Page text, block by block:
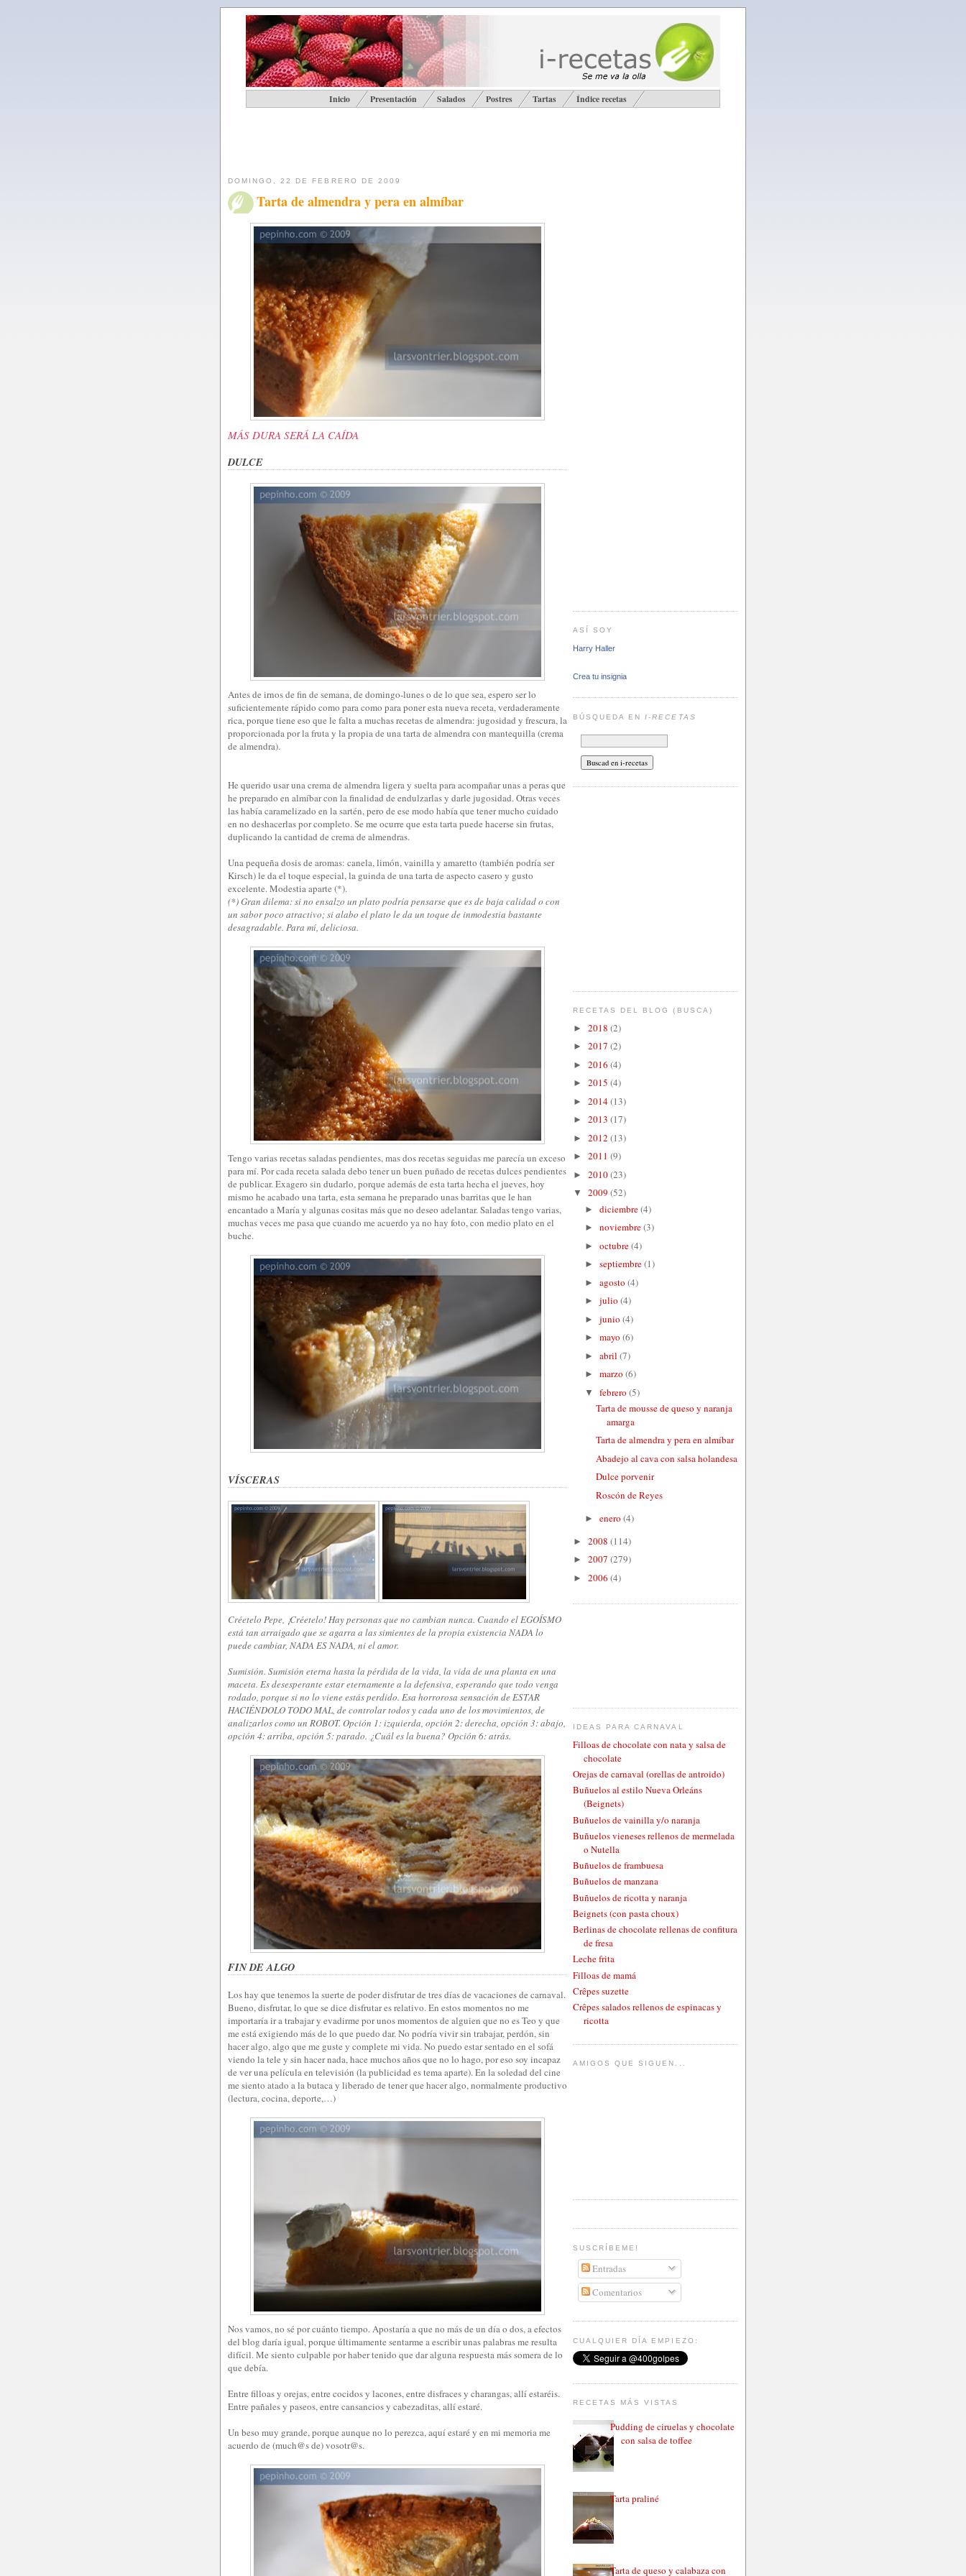
Inicio Presentación Salados Postres Tartas Índice recetas
DOMINGO, 22 DE FEBRERO DE 2009
Tarta de almendra y pera en almíbar
MÁS DURA SERÁ LA CAÍDA
DULCE
Antes de irnos de fin de semana, de domingo-lunes o de lo que sea, espero ser lo
suficientemente rápido como para como para poner esta nueva receta, verdaderamente
rica, porque tiene eso que le falta a muchas recetas de almendra: jugosidad y frescura, la
proporcionada por la fruta y la propia de una tarta de almendra con mantequilla (crema
de almendra).
He querido usar una crema de almendra ligera y suelta para acompañar unas a peras que
he preparado en almíbar con la finalidad de endulzarlas y darle jugosidad. Otras veces
las había caramelizado en la sartén, pero de ese modo había que tener mucho cuidado
en no deshacerlas por completo. Se me ocurre que esta tarta puede hacerse sin frutas,
duplicando la cantidad de crema de almendras.
Una pequeña dosis de aromas: canela, limón, vainilla y amaretto (también podría ser
Kirsch) le da el toque especial, la guinda de una tarta de aspecto casero y gusto
excelente. Modestia aparte (*).
(*) Gran dilema: si no ensalzo un plato podría pensarse que es de baja calidad o con
un sabor poco atractivo; si alabo el plato le da un toque de inmodestia bastante
desagradable. Para mí, deliciosa.
Tengo varias recetas saladas pendientes, mas dos recetas seguidas me parecía un exceso
para mí. Por cada receta salada debo tener un buen puñado de recetas dulces pendientes
de publicar. Exagero sin dudarlo, porque además de esta tarta hecha el jueves, hoy
mismo he acabado una tarta, esta semana he preparado unas barritas que le han
encantado a María y algunas cositas más que no deseo adelantar. Saladas tengo varias,
muchas veces me pasa que cuando me acuerdo ya no hay foto, con medio plato en el
buche.
VÍSCERAS
Créetelo Pepe, ¡Créetelo! Hay personas que no cambian nunca. Cuando el EGOÍSMO
está tan arraigado que se agarra a las simientes de la propia existencia NADA lo
puede cambiar, NADA ES NADA, ni el amor.
Sumisión. Sumisión eterna hasta la pérdida de la vida, la vida de una planta en una
maceta. Es desesperante estar eternamente a la defensiva, esperando que todo venga
rodado, porque si no lo viene estás perdido. Esa horrorosa sensación de ESTAR
HACIÉNDOLO TODO MAL, de controlar todos y cada uno de los movimientos, de
analizarlos como un ROBOT. Opción 1: izquierda, opción 2: derecha, opción 3: abajo,
opción 4: arriba, opción 5: parado. ¿Cuál es la buena? Opción 6: atrás.
FIN DE ALGO
Los hay que tenemos la suerte de poder disfrutar de tres días de vacaciones de carnaval.
Bueno, disfrutar, lo que se dice disfrutar es relativo. En estos momentos no me
importaría ir a trabajar y evadirme por unos momentos de alguien que no es Teo y que
me está exigiendo más de lo que puedo dar. No podría vivir sin trabajar, perdón, sin
hacer algo, algo que me guste y complete mi vida. No puedo estar sentado en el sofá
viendo la tele y sin hacer nada, hace muchos años que no lo hago, por eso soy incapaz
de ver una película en televisión (la publicidad es tema aparte). En la soledad del cine
me siento atado a la butaca y liberado de tener que hacer algo, normalmente productivo
(lectura, cocina, deporte,…)
Nos vamos, no sé por cuánto tiempo. Apostaría a que no más de un día o dos, a efectos
del blog daría igual, porque últimamente sentarme a escribir unas palabras me resulta
difícil. Me siento culpable por haber tenido que dar alguna respuesta más somera de lo
que debía.
Entre filloas y orejas, entre cocidos y lacones, entre disfraces y charangas, allí estaréis.
Entre pañales y paseos, entre cansancios y cabezaditas, allí estaré.
Un beso muy grande, porque aunque no lo perezca, aquí estaré y en mi memoria me
acuerdo de (much@s de) vosotr@s.
ASÍ SOY
Harry Haller
Crea tu insignia
BÚSQUEDA ENI-RECETAS
RECETAS DEL BLOG (BUSCA)
► 2018 (2)
► 2017 (2)
► 2016 (4)
► 2015 (4)
► 2014(13)
► 2013 (17)
► 2012 (13)
► 2011 (9)
► 2010(23)
▼ 2009 (52)
► diciembre(4)
► noviembre(3)
► octubre(4)
► septiembre(1)
► agosto (4)
► julio (4)
► junio (4)
► mayo (6)
► abril (7)
► marzo (6)
▼ febrero (5)
Tarta de mousse de queso y naranja
amarga
Tarta de almendra y pera en almíbar
Abadejo al cava con salsa holandesa
Dulce porvenir
Roscón de Reyes
► enero (4)
► 2008 (114)
► 2007 (279)
► 2006 (4)
IDEAS PARA CARNAVAL
Filloas de chocolate con nata y salsa de
chocolate
Orejas de carnaval (orellas de antroido)
Buñuelos al estilo Nueva Orleáns
(Beignets)
Buñuelos de vainilla y/o naranja
Buñuelos vieneses rellenos de mermelada
o Nutella
Buñuelos de frambuesa
Buñuelos de manzana
Buñuelos de ricotta y naranja
Beignets (con pasta choux)
Berlinas de chocolate rellenas de confitura
de fresa
Leche frita
Filloas de mamá
Crêpes suzette
Crêpes salados rellenos de espinacas y
ricotta
AMIGOS QUE SIGUEN...
SUSCRÍBEME!
Entradas
Comentarios
CUALQUIER DÍA EMPIEZO:
RECETAS MÁS VISTAS
Pudding de ciruelas y chocolate
con salsa de toffee
Tarta praliné
Tarta de queso y calabaza con